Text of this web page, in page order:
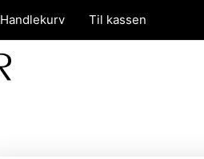
Handlekurv Til kassen